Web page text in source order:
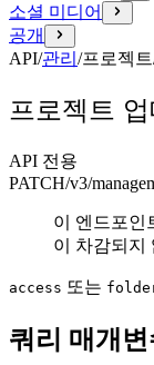
소셜 미디어
공개
API/관리 /프로젝트
프로젝트
API 전용
PATCH/v3/
이 엔드포인
이 차감되지
access 또는
쿼리 매개